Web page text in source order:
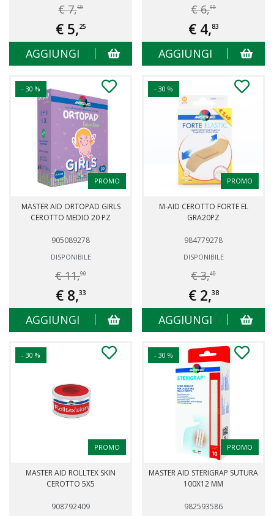
€ 7,50
€ 5,25
AGGIUNGI
€ 6,90
€ 4,83
AGGIUNGI
- 30 %
PROMO
MASTER AID ORTOPAD GIRLS
CEROTTO MEDIO 20 PZ
905089278
DISPONIBILE
€ 11,90
€ 8,33
AGGIUNGI
- 30 %
PROMO
M-AID CEROTTO FORTE EL
GRA20PZ
984779278
DISPONIBILE
€ 3,40
€ 2,38
AGGIUNGI
- 30 %
PROMO
MASTER AID ROLLTEX SKIN
CEROTTO 5X5
908792409
- 30 %
PROMO
MASTER AID STERIGRAP SUTURA
100X12 MM
982593586